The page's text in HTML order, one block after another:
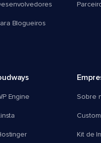
Blogueiros
Engine Sobre
Kit de